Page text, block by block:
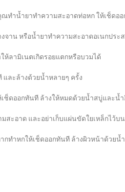
ทำน้ำยาทำความสะอาดท่อหก ให้เช็ดอ
จาน หรือน้ำยาทำความสะอาดอเนกประ
ห้ลามิเนตเกิดรอยแตกหรือบวมได้
และล้างด้วยน้ำหลายๆ ครั้ง
ช็ดออกทันที ล้างให้หมดด้วยน้ำสบู่และน้ำ
อาด และอย่าเก็บแผ่นขัดใยเหล็กไว้บ
ทำหกให้เช็ดออกทันที ล้างผิวหน้าด้วยน้